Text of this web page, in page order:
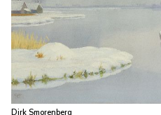
Dirk Smorenberg